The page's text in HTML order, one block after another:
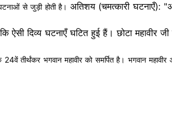
से जुड़ी होती है। अतिशय (चमत्कारी घटनाएँ):
कि ऐसी दिव्य घटनाएँ घटित हुई हैं। छोटा
तीर्थंकर भगवान महावीर को समर्पित है। भगवान